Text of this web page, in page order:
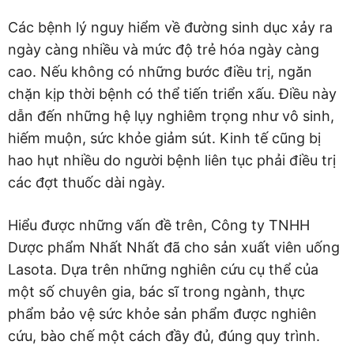
Các bệnh lý nguy hiểm về đường sinh dục xảy ra
ngày càng nhiều và mức độ trẻ hóa ngày càng
cao. Nếu không có những bước điều trị, ngăn
chặn kịp thời bệnh có thể tiến triển xấu. Điều này
dẫn đến những hệ lụy nghiêm trọng như vô sinh,
hiếm muộn, sức khỏe giảm sút. Kinh tế cũng bị
hao hụt nhiều do người bệnh liên tục phải điều trị
các đợt thuốc dài ngày.
Hiểu được những vấn đề trên, Công ty TNHH
Dược phẩm Nhất Nhất đã cho sản xuất viên uống
Lasota. Dựa trên những nghiên cứu cụ thể của
một số chuyên gia, bác sĩ trong ngành, thực
phẩm bảo vệ sức khỏe sản phẩm được nghiên
cứu, bào chế một cách đầy đủ, đúng quy trình.